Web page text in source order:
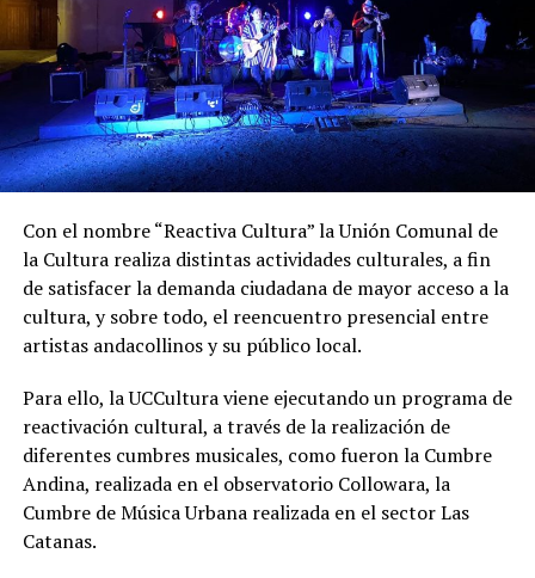
Con el nombre “Reactiva Cultura” la Unión Comunal de
la Cultura realiza distintas actividades culturales, a fin
de satisfacer la demanda ciudadana de mayor acceso a la
cultura, y sobre todo, el reencuentro presencial entre
artistas andacollinos y su público local.
Para ello, la UCCultura viene ejecutando un programa de
reactivación cultural, a través de la realización de
diferentes cumbres musicales, como fueron la Cumbre
Andina, realizada en el observatorio Collowara, la
Cumbre de Música Urbana realizada en el sector Las
Catanas.